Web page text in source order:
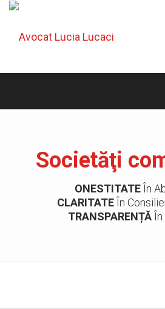
Societăţi
ONESTITATEÎn
CLARITATE În
TRANSPARENȚĂÎn